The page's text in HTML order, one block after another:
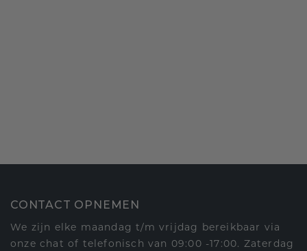
CONTACT OPNEMEN
We zijn elke maandag t/m vrijdag bereikbaar via
onze chat of telefonisch van 09:00 -17:00. Zaterdag